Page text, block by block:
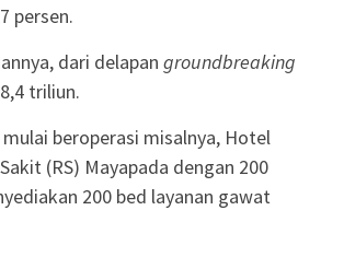
persen.
dari delapan groundbreaking
triliun.
beroperasi misalnya, Hotel
(RS) Mayapada dengan 200
200 bed layanan gawat